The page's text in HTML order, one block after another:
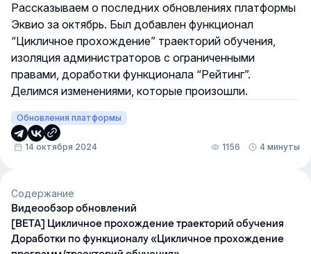
Рассказываем о последних обновлениях платформы
Эквио за октябрь. Был добавлен функционал
“Цикличное прохождение” траекторий обучения,
изоляция администраторов с ограниченными
правами, доработки функционала “Рейтинг”.
Делимся изменениями, которые произошли.
Обновления платформы
14 октября 2024 1156 4 минуты
Содержание
Видеообзор обновлений
[BETA] Цикличное прохождение траекторий обучения
Доработки по функционалу «Цикличное прохождение